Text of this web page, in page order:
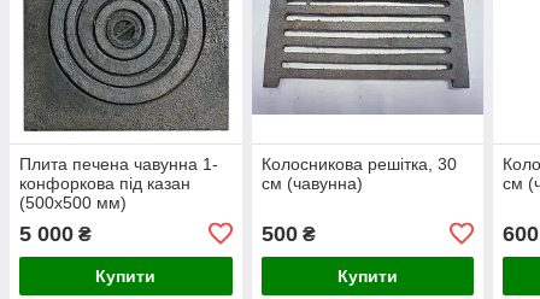
Плита печена чавунна 1-
конфоркова під казан
(500х500 мм)
5 000 ₴
Купити
Колосникова решітка, 30
см (чавунна)
500₴
Купити
см
600